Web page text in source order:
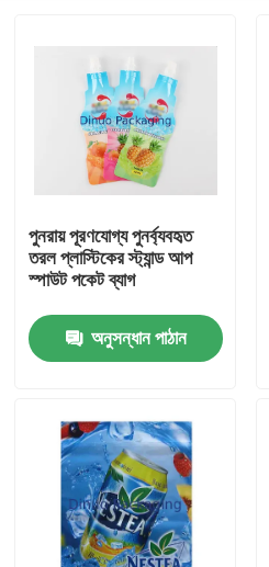
বাড়ি
ভিডিও
পুনরায় পূরণযোগ্য পুনর্ব্যবহৃত
তরল প্লাস্টিকের স্ট্যান্ড আপ
স্পাউট পকেট ব্যাগ
অনুসন্ধান পাঠান